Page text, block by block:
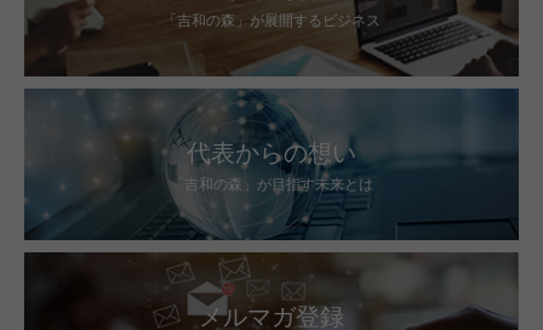
「吉和の森」が展開するビジネス
代表からの想い
「吉和の森」が目指す未来とは
メルマガ登録